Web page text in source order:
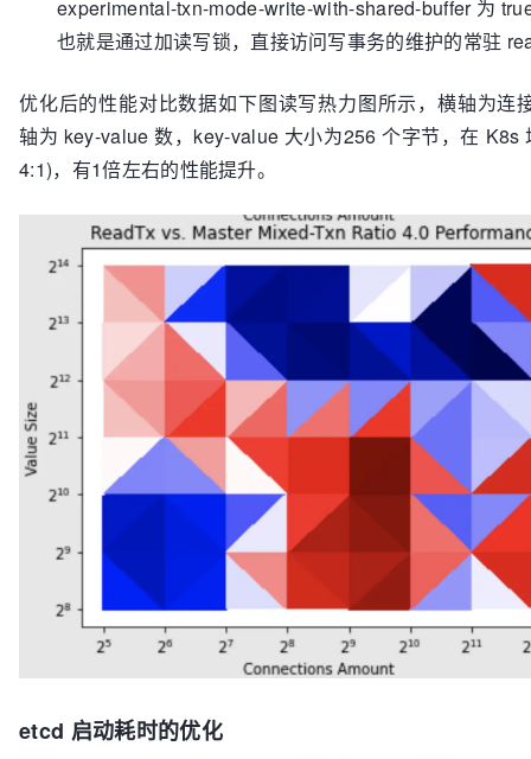
experimental-txn-mode-write-with-shared-buffer 为
也就是通过加读写锁，直接访问写事务的维护的常驻
优化后的性能对比数据如下图读写热力图所示，横轴为连
轴为 key-value 数，key-value 大小为256 个字节，在 K8s
4:1)，有1倍左右的性能提升。
etcd 启动耗时的优化